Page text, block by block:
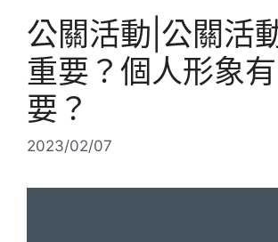
公關活動|公關活
重要？個人形象
要？
2023/02/07